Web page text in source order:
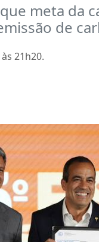
meta da
de
21h20.